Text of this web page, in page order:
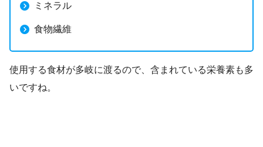
ミネラル
食物繊維
使用する食材が多岐に渡るので、含まれている栄養素も多
いですね。